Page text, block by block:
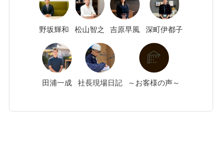
野坂輝和 松山智之 吉原早風 深町伊都子
田浦一成 社長現場日記 ～お客様の声～